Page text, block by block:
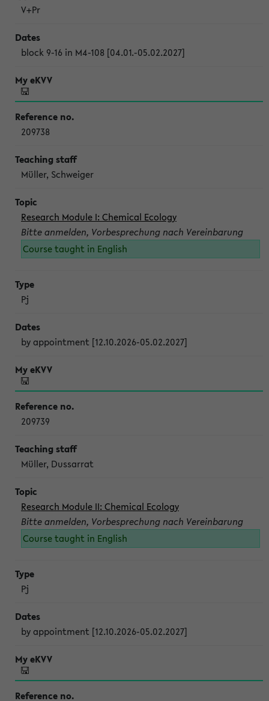
V+Pr
block 9-16 in M4-108 [04.01.-05.02.2027]
209738
Müller, Schweiger
Research Module I: Chemical Ecology
Bitte anmelden, Vorbesprechung nach Vereinbarung
Course taught in English
Pj
by appointment [12.10.2026-05.02.2027]
209739
Müller, Dussarrat
Research Module II: Chemical Ecology
Bitte anmelden, Vorbesprechung nach Vereinbarung
Course taught in English
Pj
by appointment [12.10.2026-05.02.2027]